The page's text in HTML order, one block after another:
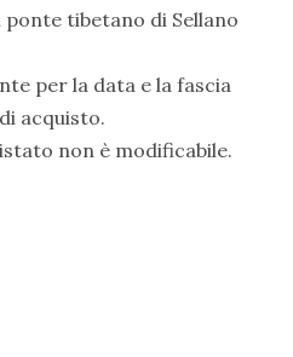
tibetano di Sellano
per la data e la fascia
acquisto.
non è modificabile.